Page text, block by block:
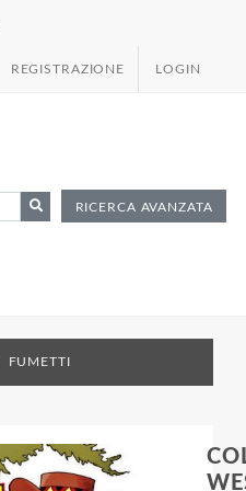
REGISTRAZIONE LOGIN
RICERCA AVANZATA
FUMETTI